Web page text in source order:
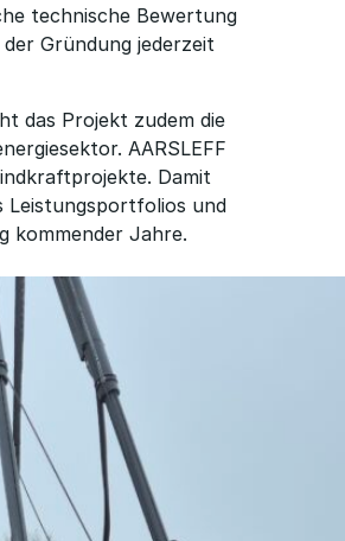
technische Bewertung
Gründung jederzeit
das Projekt zudem die
AARSLEFF
Damit
Leistungsportfolios und
kommender Jahre.